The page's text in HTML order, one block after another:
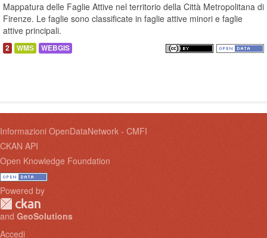
Mappatura delle Faglie Attive nel territorio della Città Metropolitana di
Firenze. Le faglie sono classificate in faglie attive minori e faglie
attive principali.
2 WMS WEBGIS
Informazioni OpenDataNetwork - CMFI
CKAN API
Open Knowledge Foundation
Powered by
and GeoSolutions
Accedi